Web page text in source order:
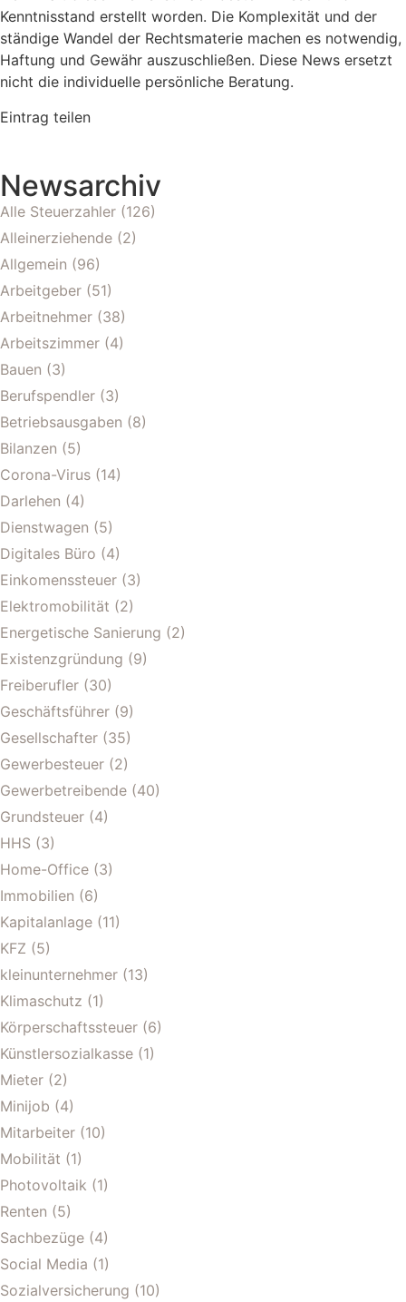
Kenntnisstand erstellt worden. Die Komplexität und der
ständige Wandel der Rechtsmaterie machen es notwendig,
Haftung und Gewähr auszuschließen. Diese News ersetzt
nicht die individuelle persönliche Beratung.
Eintrag teilen
Newsarchiv
Alle Steuerzahler (126)
Alleinerziehende (2)
Allgemein (96)
Arbeitgeber (51)
Arbeitnehmer (38)
Arbeitszimmer (4)
Bauen (3)
Berufspendler (3)
Betriebsausgaben (8)
Bilanzen (5)
Corona-Virus (14)
Darlehen (4)
Dienstwagen (5)
Digitales Büro (4)
Einkomenssteuer (3)
Elektromobilität (2)
Energetische Sanierung (2)
Existenzgründung (9)
Freiberufler (30)
Geschäftsführer (9)
Gesellschafter (35)
Gewerbesteuer (2)
Gewerbetreibende (40)
Grundsteuer (4)
HHS (3)
Home-Office (3)
Immobilien (6)
Kapitalanlage (11)
KFZ (5)
kleinunternehmer (13)
Klimaschutz (1)
Körperschaftssteuer (6)
Künstlersozialkasse (1)
Mieter (2)
Minijob (4)
Mitarbeiter (10)
Mobilität (1)
Photovoltaik (1)
Renten (5)
Sachbezüge (4)
Social Media (1)
Sozialversicherung (10)